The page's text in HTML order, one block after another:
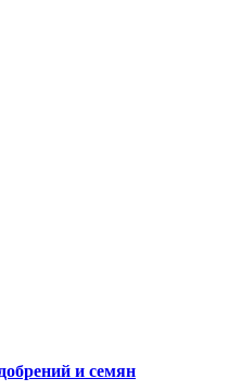
и семян